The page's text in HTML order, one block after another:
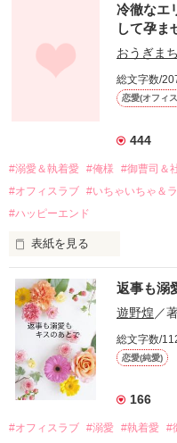
幼なじみの哲平に淡い恋
しかし、ある出来事をき
関係修復もできないまま
引っ越すことになり、哲平
それから約十二年後。
過去の傷から、二度と会
運命のような再会を果たす
酔った勢いで一夜を共にし
さらに、美桜が初めてだと
『責任をとる、結婚しよ
戸惑う美桜とは裏腹に、好
甘やかしてくる。
そんなある日、哲平は美桜
遭っていることを知る。
美桜を守るため、哲平は
夏木美桜(なつきみお)
冷徹なエ
して孕ま
おうぎま
総文字数/
恋愛(オフィ
444
#溺愛＆執着愛 #俺様 #御曹司＆
#オフィスラブ #いちゃいちゃ＆
#ハッピーエンド
表紙を見る
おかしな噂を流されて前
桜は、海外で傷心旅行をし
い、酒の勢いもあり一夜限
帰国後、美桜は新しい職
なんと彼の正体は、とあ
れて起業した新進気鋭の実
――御影恭司その人だった
なぜか恭司から飼い猫の
返事も溺
遊野煌 ／
総文字数/
恋愛(純愛)
166
#オフィスラブ #溺愛 #執着愛 #